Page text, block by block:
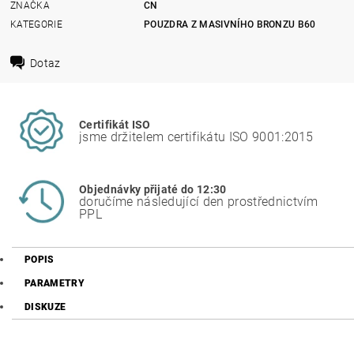
ZNAČKA
CN
KATEGORIE
POUZDRA Z MASIVNÍHO BRONZU B60
Dotaz
Certifikát ISO
jsme držitelem certifikátu ISO 9001:2015
Objednávky přijaté do 12:30
doručíme následující den prostřednictvím
PPL
POPIS
PARAMETRY
DISKUZE